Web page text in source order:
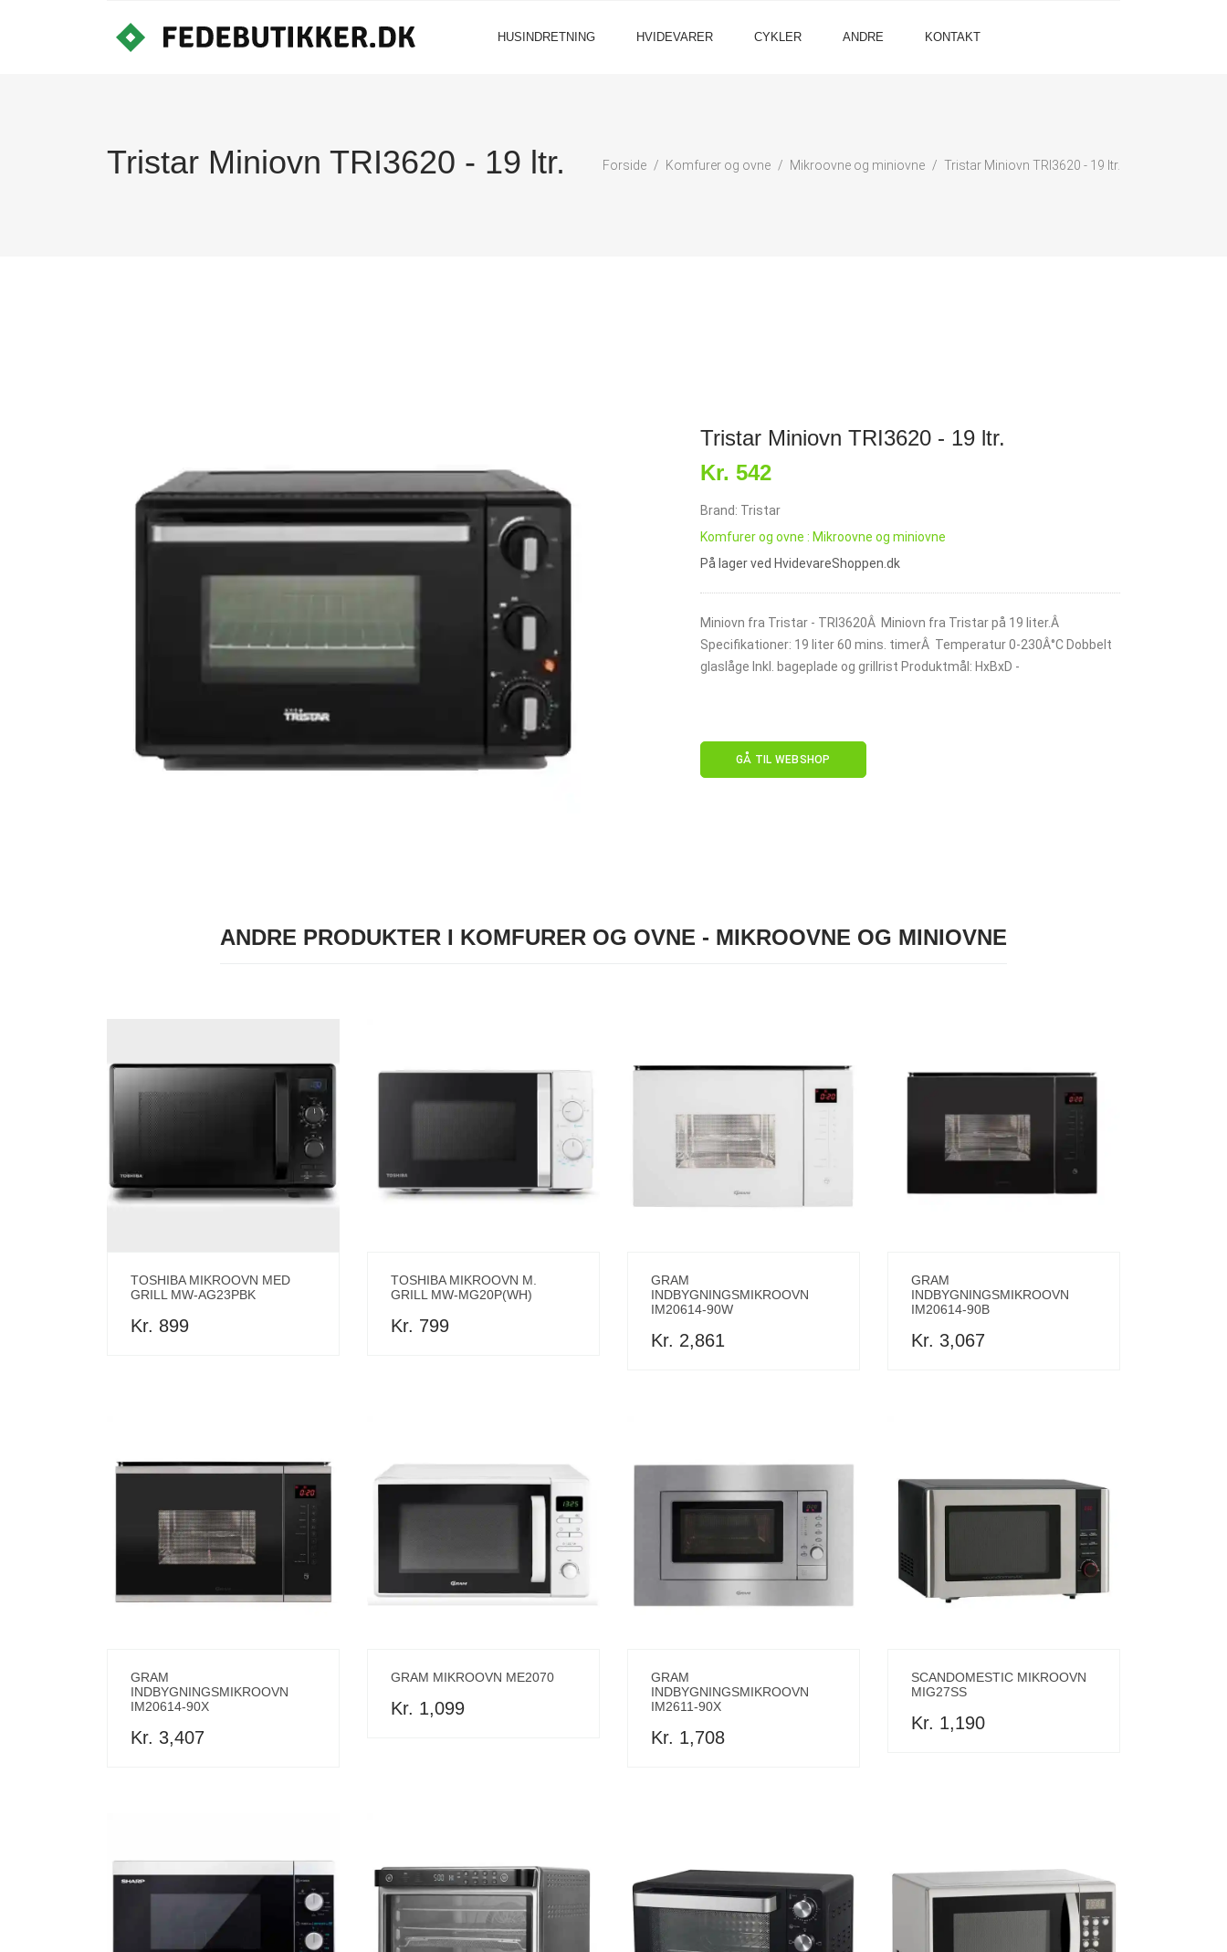
HUSINDRETNING HVIDEVARER CYKLER ANDRE KONTAKT
Tristar Miniovn TRI3620 - 19 ltr. Forside Komfurer og ovne Mikroovne og miniovne Tristar Miniovn TRI3620 - 19 ltr.
Tristar Miniovn TRI3620 - 19 ltr.
Kr. 542
Brand: Tristar
Komfurer og ovne : Mikroovne og miniovne
På lager ved HvidevareShoppen.dk
Miniovn fra Tristar - TRI3620Â Miniovn fra Tristar på 19 liter.Â
Specifikationer: 19 liter 60 mins. timerÂ Temperatur 0-230Â°C Dobbelt
glaslåge Inkl. bageplade og grillrist Produktmål: HxBxD -
GÅ TIL WEBSHOP
ANDRE PRODUKTER I KOMFURER OG OVNE - MIKROOVNE OG MINIOVNE
TOSHIBA MIKROOVN MED
GRILL MW-AG23PBK
Kr. 899
TOSHIBA MIKROOVN M.
GRILL MW-MG20P(WH)
Kr. 799
GRAM
INDBYGNINGSMIKROOVN
IM20614-90W
Kr. 2,861
GRAM
INDBYGNINGSMIKROOVN
IM20614-90B
Kr. 3,067
GRAM
INDBYGNINGSMIKROOVN
IM20614-90X
Kr. 3,407
GRAM MIKROOVN ME2070
Kr. 1,099
GRAM
INDBYGNINGSMIKROOVN
IM2611-90X
Kr. 1,708
SCANDOMESTIC MIKROOVN
MIG27SS
Kr. 1,190